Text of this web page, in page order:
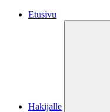
Etusivu
Hakijalle